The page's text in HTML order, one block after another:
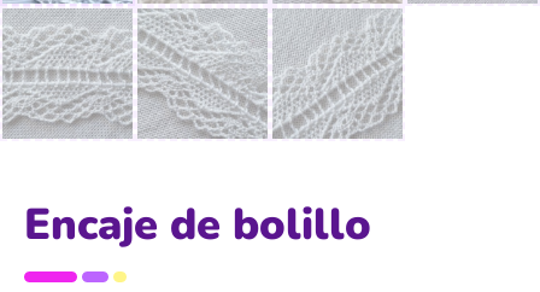
Encaje de bolillo